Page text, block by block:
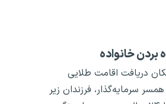
بردن خانواده
دریافت اقامت طلایی
همسر سرمایه‌گذار، فرزندان زیر